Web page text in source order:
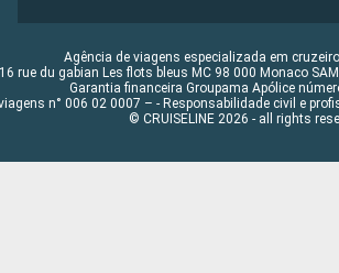
Agência de viagens especializada em
16 rue du gabian Les flots bleus MC 98 000 Monaco
Garantia financeira Groupama Apólice
n° 006 02 0007 – - Responsabilidade civil e
© CRUISELINE 2026 - all rights